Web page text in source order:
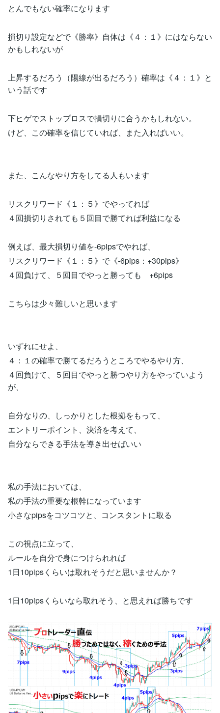
とんでもない確率になります
損切り設定などで《勝率》自体は《４：１》にはならない
かもしれないが
上昇するだろう（陽線が出るだろう）確率は《４：１》と
いう話です
下ヒゲでストップロスで損切りに合うかもしれない。
けど、この確率を信じていれば、また入ればいい。
また、こんなやり方をしてる人もいます
リスクリワード《１：５》でやってれば
４回損切りされても５回目で勝てれば利益になる
例えば、最大損切り値を-6pipsでやれば、
リスクリワード《１：５》で《-6pips：+30pips》
４回負けて、５回目でやっと勝っても +6pips
こちらは少々難しいと思います
いずれにせよ、
４：１の確率で勝てるだろうところでやるやり方、
４回負けて、５回目でやっと勝つやり方をやっていよう
が、
自分なりの、しっかりとした根拠をもって、
エントリーポイント、決済を考えて、
自分ならできる手法を導き出せばいい
私の手法においては、
私の手法の重要な根幹になっています
小さなpipsをコツコツと、コンスタントに取る
この視点に立って、
ルールを自分で身につけられれば
1日10pipsくらいは取れそうだと思いませんか？
1日10pipsくらいなら取れそう、と思えれば勝ちです